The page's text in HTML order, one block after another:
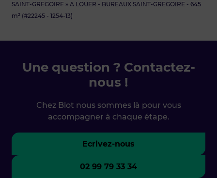
SAINT-GREGOIRE » A LOUER - BUREAUX SAINT-GREGOIRE - 645
m² (#22245 - 1254-13)
Une question ? Contactez-
nous !
Chez Blot nous sommes là pour vous
accompagner à chaque étape.
Ecrivez-nous
02 99 79 33 34